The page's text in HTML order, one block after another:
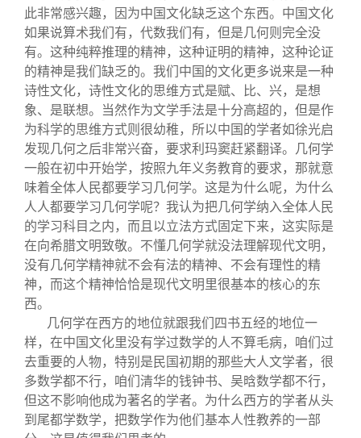
此非常感兴趣，因为中国文化缺乏这个东西。中国文化
如果说算术我们有，代数我们有，但是几何则完全没
有。这种纯粹推理的精神，这种证明的精神，这种论证
的精神是我们缺乏的。我们中国的文化更多说来是一种
诗性文化，诗性文化的思维方式是赋、比、兴，是想
象、是联想。当然作为文学手法是十分高超的，但是作
为科学的思维方式则很幼稚，所以中国的学者如徐光启
发现几何之后非常兴奋，要求利玛窦赶紧翻译。几何学
一般在初中开始学，按照九年义务教育的要求，那就意
味着全体人民都要学习几何学。这是为什么呢，为什么
人人都要学习几何学呢？我认为把几何学纳入全体人民
的学习科目之内，而且以立法方式固定下来，这实际是
在向希腊文明致敬。不懂几何学就没法理解现代文明，
没有几何学精神就不会有法的精神、不会有理性的精
神，而这个精神恰恰是现代文明里很基本的核心的东
西。
几何学在西方的地位就跟我们四书五经的地位一
样，在中国文化里没有学过数学的人不算毛病，咱们过
去重要的人物，特别是民国初期的那些大人文学者，很
多数学都不行，咱们清华的钱钟书、吴晗数学都不行，
但这不影响他成为著名的学者。为什么西方的学者从头
到尾都学数学，把数学作为他们基本人性教养的一部